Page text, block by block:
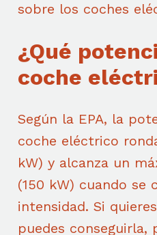
sobre los coches
¿Qué
coche
Según la EPA, la
coche eléctrico
kW) y alcanza un
(150 kW) cuando se
intensidad. Si
puedes conseguirla,